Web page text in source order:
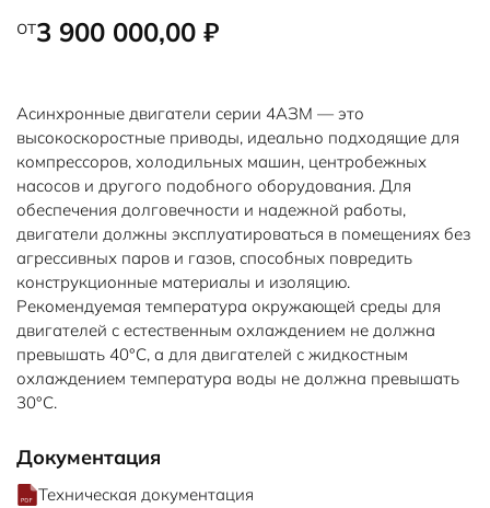
от3 900 000,00 ₽
Асинхронные двигатели серии 4АЗМ — это
высокоскоростные приводы, идеально подходящие для
компрессоров, холодильных машин, центробежных
насосов и другого подобного оборудования. Для
обеспечения долговечности и надежной работы,
двигатели должны эксплуатироваться в помещениях без
агрессивных паров и газов, способных повредить
конструкционные материалы и изоляцию.
Рекомендуемая температура окружающей среды для
двигателей с естественным охлаждением не должна
превышать 40°С, а для двигателей с жидкостным
охлаждением температура воды не должна превышать
30°С.
Документация
Техническая документация